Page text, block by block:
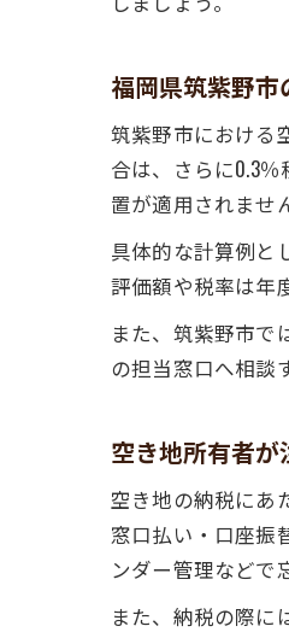
福岡県筑紫野
筑紫野市における
合は、さらに0.3
置が適用されませ
具体的な計算例と
評価額や税率は年
また、筑紫野市で
の担当窓口へ相談
空き地所有者
空き地の納税にあ
窓口払い・口座振
ンダー管理などで
また、納税の際に